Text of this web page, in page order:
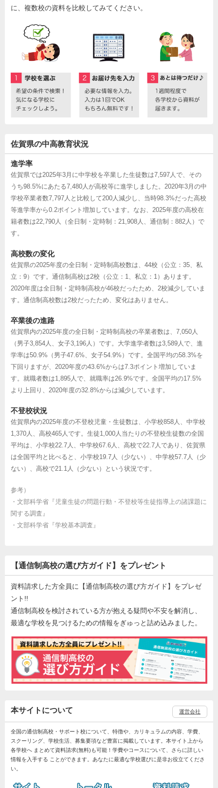
に、複数校の資料を比較してみてください。
佐賀県の中高教育状況
進学率
佐賀県では2025年3月に中学校を卒業した生徒数は7,597人で、その
うち98.5%にあたる7,480人が高校等に進学しました。2020年3月の中
学校卒業者数7,797人と比較して200人減少し、当時98.3%だった高校
等進学率から0.2ポイント増加しています。なお、2025年度の高校在
籍者数は22,790人（全日制・定時制：21,908人、通信制：882人）で
す。
高校数の変化
佐賀県の2025年度の全日制・定時制高校数は、44校（公立：35、私
立：9）です。通信制高校は2校（公立：1、私立：1）あります。
2020年度は全日制・定時制高校が46校だったため、2校減少していま
す。通信制高校数は2校だったため、変化はありません。
卒業後の進路
佐賀県内の2025年度の全日制・定時制高校の卒業者数は、7,050人
（男子3,854人、女子3,196人）です。大学進学者数は3,589人で、進
学率は50.9%（男子47.6%、女子54.9%）です。全国平均の58.3%を
下回りますが、2020年度の43.6%からは7.3ポイント増加していま
す。就職者数は1,895人で、就職率は26.9%です。全国平均の17.5%
より上回り、2020年度の32.8%からは減少しています。
不登校状況
佐賀県内の2025年度の不登校児童・生徒数は、小学校858人、中学校
1,370人、高校465人です。生徒1,000人当たりの不登校生徒数の全国
平均は、小学校22.7人、中学校67.6人、高校で22.7人であり、佐賀県
は全国平均と比べると、小学校19.7人（少ない）、中学校57.7人（少
ない）、高校で21.1人（少ない）という状況です。
参考）
・ 文部科学省『児童生徒の問題行動・不登校等生徒指導上の諸課題に
関する調査』
・ 文部科学省『学校基本調査』
【通信制高校の選び方ガイド】をプレゼント
資料請求した方全員に【通信制高校の選び方ガイド】をプレゼ
ント!!
通信制高校を検討されている方が抱える疑問や不安を解消し、
最適な学校を見つけるための情報をぎゅっと詰め込みました。
本サイトについて 運営会社
全国の通信制高校・サポート校について、特徴や、カリキュラムの内容、学費、
スクーリング、学校生活、募集要項など豊富に掲載しています。本サイト上から
各学校へ まとめて資料請求(無料)も可能！学費やコースについて、さらに詳しい
情報を入手する ことができます。あなたに最適な学校選びに是非お役立てくださ
い。